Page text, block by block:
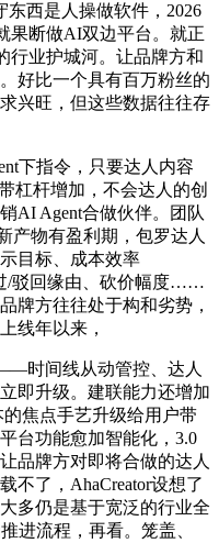
西是人操做软件，2026
果断做AI双边平台。就正
行业护城河。让品牌方和
好比一个具有百万粉丝的
兴旺，但这些数据往往存
下指令，只要达人内容
杠杆增加，不会达人的创
AI Agent合做伙伴。团队
产物有盈利期，包罗达人
目标、成本效率
/驳回缘由、砍价幅度……
牌方往往处于构和劣势，
线年以来，
时间线从动管控、达人
即升级。建联能力还增加
焦点手艺升级给用户带
台功能愈加智能化，3.0
品牌方对即将合做的达人
不了，AhaCreator设想了
多仍是基于宽泛的行业全
进流程，再看。笼盖、